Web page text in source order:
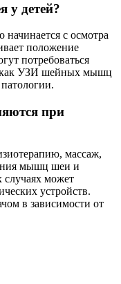
у детей?
с осмотра
положение
потребоваться
как УЗИ шейных мышц
при
массаж,
мышц шеи и
может
устройств.
в зависимости от